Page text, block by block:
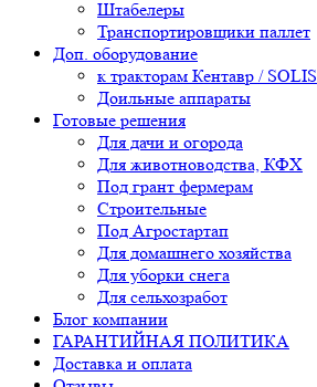
Штабелеры
Транспортировщики паллет
Доп. оборудование
к тракторам Кентавр / SOLIS
Доильные аппараты
Готовые решения
Для дачи и огорода
Для животноводства, КФХ
Под грант фермерам
Строительные
Под Агростартап
Для домашнего хозяйства
Для уборки снега
Для сельхозработ
Блог компании
ГАРАНТИЙНАЯ ПОЛИТИКА
Доставка и оплата